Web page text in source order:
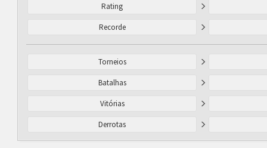
Rating
Recorde
Torneios
Batalhas
Vitórias
Derrotas